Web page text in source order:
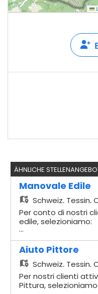
ÄHNLICHE
Manovale Edile
Schweiz, Tessin,
Per conto di nostri
edile, selezioniamo:
esperienza
materiali: Gestione
dei materiali
Preparazione
preparazione
composti
...
Aiuto Pittore
Schweiz, Tessin,
Per nostri clienti
Pittura,